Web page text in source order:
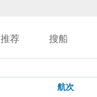
推荐 搜船
航次